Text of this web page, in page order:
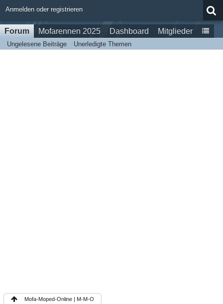
Anmelden oder registrieren
Forum Mofarennen 2025 Dashboard Mitglieder
Ungelesene Beiträge Unerledigte Themen
Mofa-Moped-Online | M-M-O